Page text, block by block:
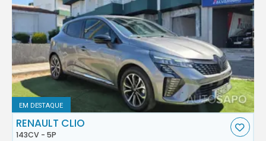
EM DESTAQUE
RENAULT CLIO
143CV - 5P